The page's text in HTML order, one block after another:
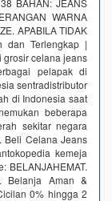
BAHAN: JEANS
WARNA
APABILA TIDAK
dan Terlengkap |
grosir celana jeans
pelapak di
sentradistributor
di Indonesia saat
beberapa
sekitar negara
Beli Celana Jeans
kemeja
BELANJAHEMAT.
Belanja Aman &
0% hingga 2